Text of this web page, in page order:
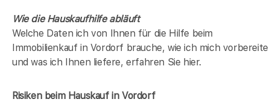
Wie die Hauskaufhilfe abläuft
Welche Daten ich von Ihnen für die Hilfe beim
Immobilienkauf in Vordorf brauche, wie ich mich vorbereite
und was ich Ihnen liefere, erfahren Sie hier.
Risiken beim Hauskaufin Vordorf